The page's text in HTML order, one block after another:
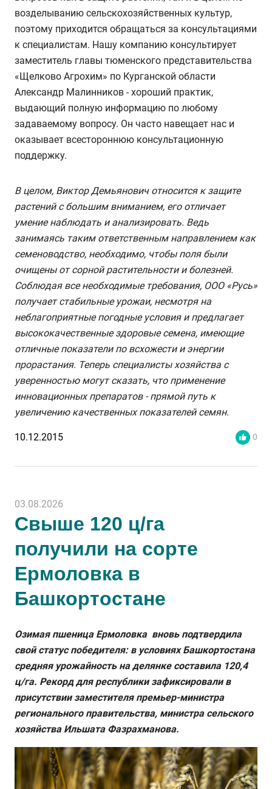
возделыванию сельскохозяйственных культур,
поэтому приходится обращаться за консультациями
к специалистам. Нашу компанию консультирует
заместитель главы тюменского представительства
«Щелково Агрохим» по Курганской области
Александр Малинников - хороший практик,
выдающий полную информацию по любому
задаваемому вопросу. Он часто навещает нас и
оказывает всестороннюю консультационную
поддержку.
В целом, Виктор Демьянович относится к защите
растений с большим вниманием, его отличает
умение наблюдать и анализировать. Ведь
занимаясь таким ответственным направлением как
семеноводство, необходимо, чтобы поля были
очищены от сорной растительности и болезней.
Соблюдая все необходимые требования, ООО «Русь»
получает стабильные урожаи, несмотря на
неблагоприятные погодные условия и предлагает
высококачественные здоровые семена, имеющие
отличные показатели по всхожести и энергии
прорастания. Теперь специалисты хозяйства с
уверенностью могут сказать, что применение
инновационных препаратов - прямой путь к
увеличению качественных показателей семян.
10.12.2015 0
03.08.2026
Свыше 120 ц/га
получили на сорте
Ермоловка в
Башкортостане
Озимая пшеница Ермоловка вновь подтвердила
свой статус победителя: в условиях Башкортостана
средняя урожайность на делянке составила 120,4
ц/га. Рекорд для республики зафиксировали в
присутствии заместителя премьер-министра
регионального правительства, министра сельского
хозяйства Ильшата Фазрахманова.